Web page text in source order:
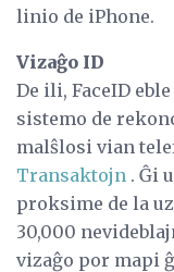
linio de iPhone.
Vizaĝo ID
De ili, FaceID
sistemo de
malŝlosi vian
Transaktojn . Ĝi
proksime de la
30,000
vizaĝo por mapi